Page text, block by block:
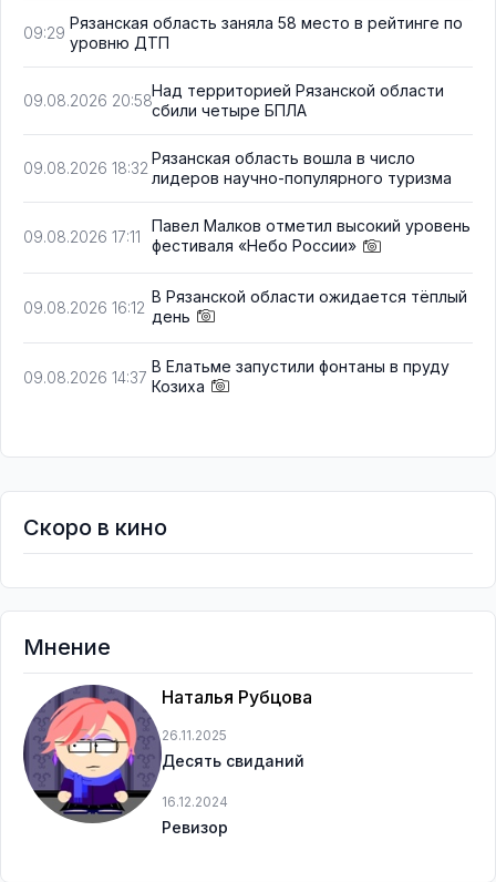
09:29
Рязанская область заняла 58 место в рейтинге по
уровню ДТП
09.08.2026 20:58
Над территорией Рязанской области
сбили четыре БПЛА
09.08.2026 18:32
Рязанская область вошла в число
лидеров научно-популярного туризма
09.08.2026 17:11
Павел Малков отметил высокий уровень
фестиваля «Небо России»
09.08.2026 16:12
В Рязанской области ожидается тёплый
день
09.08.2026 14:37
В Елатьме запустили фонтаны в пруду
Козиха
Скоро в кино
Мнение
Наталья Рубцова
26.11.2025
Десять свиданий
16.12.2024
Ревизор